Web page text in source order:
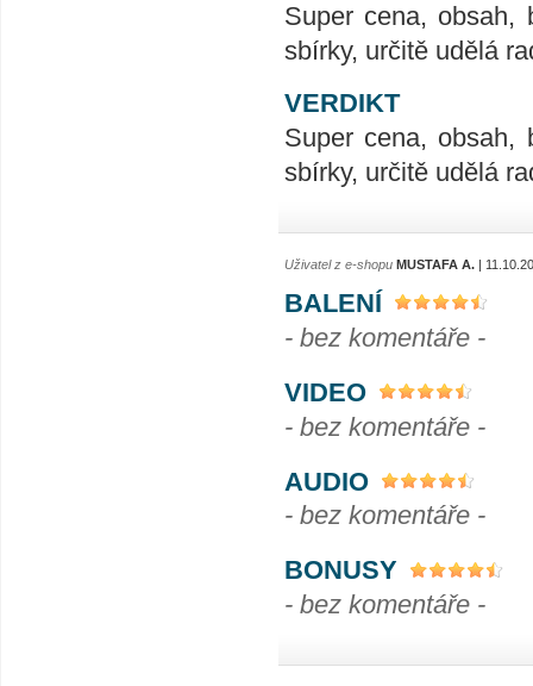
Super cena, obsah,
sbírky, určitě udělá
VERDIKT
Super cena, obsah,
sbírky, určitě udělá
Uživatel z e-shopu MUSTAFA A. |
BALENÍ
- bez komentáře -
VIDEO
- bez komentáře -
AUDIO
- bez komentáře -
BONUSY
- bez komentáře -